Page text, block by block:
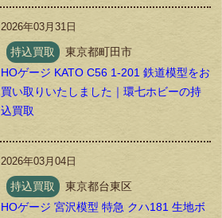
2026年03月31日
持込買取
東京都町田市
HOゲージ KATO C56 1-201 鉄道模型をお
買い取りいたしました｜環七ホビーの持
込買取
2026年03月04日
持込買取
東京都台東区
HOゲージ 宮沢模型 特急 クハ181 生地ボ